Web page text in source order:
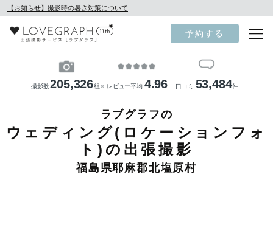
【お知らせ】撮影時の暑さ対策について
予約する
撮影数205,326組 ※ レビュー平均 4.96 口コミ 53,484件
ラブグラフの
ウェディング(ロケーションフォ
ト)の出張撮影
福島県耶麻郡北塩原村